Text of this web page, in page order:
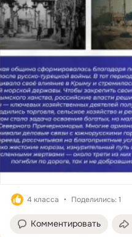
4 класса Поделились: 1
Комментировать